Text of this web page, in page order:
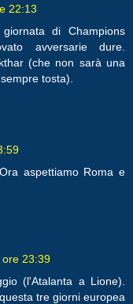
22:13
di Champions
avversarie dure.
(che non sarà una
tosta).
aspettiamo Roma e
23:39
(l'Atalanta a Lione).
tre giorni europea